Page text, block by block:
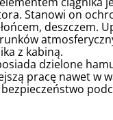
Stanowi on
deszczem.
z kabiną.
dzielone
pracę nawet w